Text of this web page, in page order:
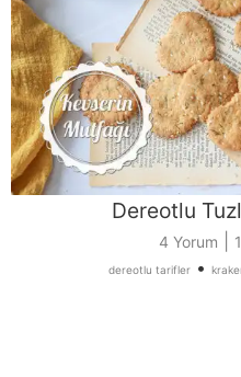
Dereotlu
4 Yorum
dereotlu tarifler•